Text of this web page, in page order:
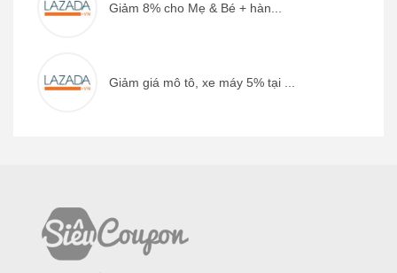
Giảm 8% cho Mẹ & Bé + hàn...
Giảm giá mô tô, xe máy 5% tại ...